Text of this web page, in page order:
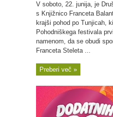
V soboto, 22. junija, je
s Knjižnico Franceta
krajši pohod po Tunjicah,
Pohodniškega festivala
namenom, da se obudi
Franceta Steleta ...
Preberi več »